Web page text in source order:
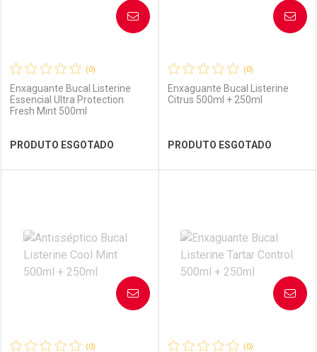
Ver Desconto Convênio Ver Desconto Convênio
(0)
Enxaguante Bucal Listerine
Essencial Ultra Protection
Fresh Mint 500ml
PRODUTO ESGOTADO
AVISE-ME
Laboratório
Por Menos
(0)
Enxaguante Bucal Listerine
Citrus 500ml + 250ml
PRODUTO ESGOTADO
AVISE-ME
Laboratório
Por Menos
(0)
AVISE-ME
(0)
AVISE-ME